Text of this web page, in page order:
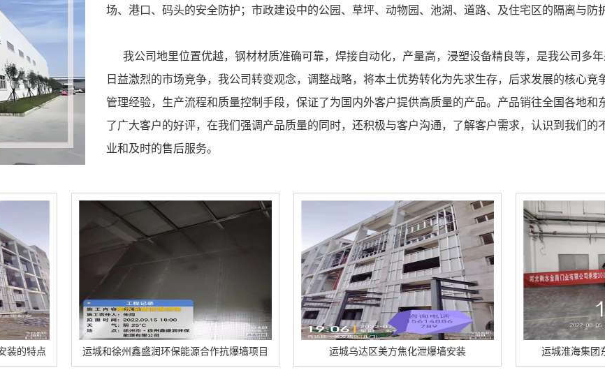
场、港口、码头的安全防护；市政建设中的公园、草坪、动物园、池湖、道路、及住宅区的隔离与防
我公司地里位置优越，钢材材质准确可靠，焊接自动化，产量高，浸塑设备精良等，是我公司多
日益激烈的市场竞争，我公司转变观念，调整战略，将本土优势转化为先求生存，后求发展的核心竞
管理经验，生产流程和质量控制手段，保证了为国内外客户提供高质量的产品。产品销往全国各地和
了广大客户的好评，在我们强调产品质量的同时，还积极与客户沟通，了解客户需求，认识到我们的
业和及时的售后服务。
运城和徐州鑫盛润环保能源合作抗爆墙项目 运城乌达区美方焦化泄爆墙安装 运城淮海集团东厂区泄爆墙顺利